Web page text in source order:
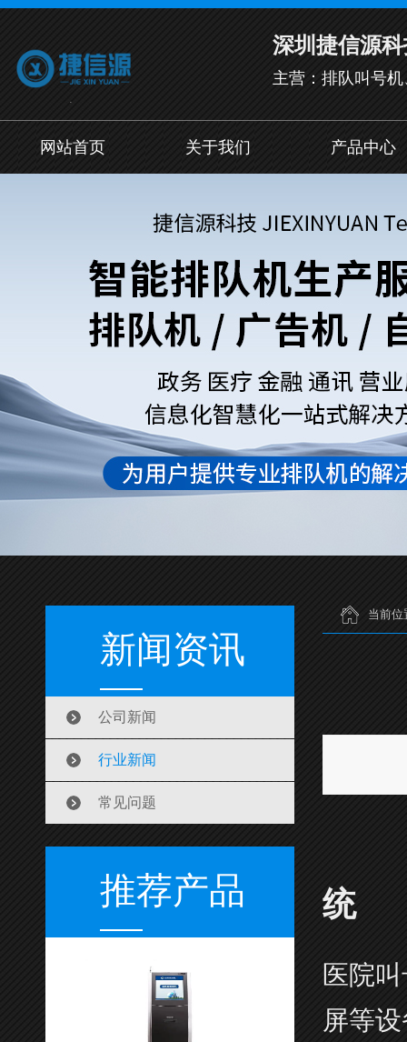
深圳捷信源
主营：排队叫号
网站首页 关于我们 产品中心
新闻资讯
公司新闻
行业新闻
常见问题
推荐产品
当前位
统
医院
屏等